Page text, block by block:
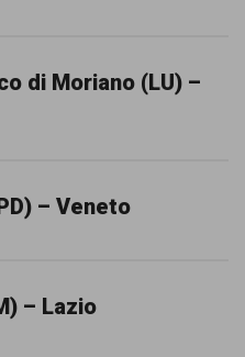
di Moriano (LU) –
– Veneto
– Lazio